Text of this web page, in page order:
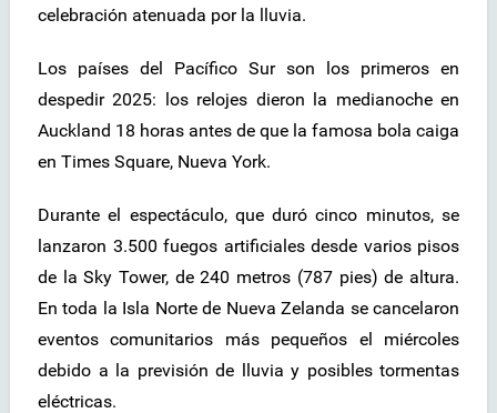
celebración atenuada por la lluvia.
Los países del Pacífico Sur son los primeros en
despedir 2025: los relojes dieron la medianoche en
Auckland 18 horas antes de que la famosa bola caiga
en Times Square, Nueva York.
Durante el espectáculo, que duró cinco minutos, se
lanzaron 3.500 fuegos artificiales desde varios pisos
de la Sky Tower, de 240 metros (787 pies) de altura.
En toda la Isla Norte de Nueva Zelanda se cancelaron
eventos comunitarios más pequeños el miércoles
debido a la previsión de lluvia y posibles tormentas
eléctricas.